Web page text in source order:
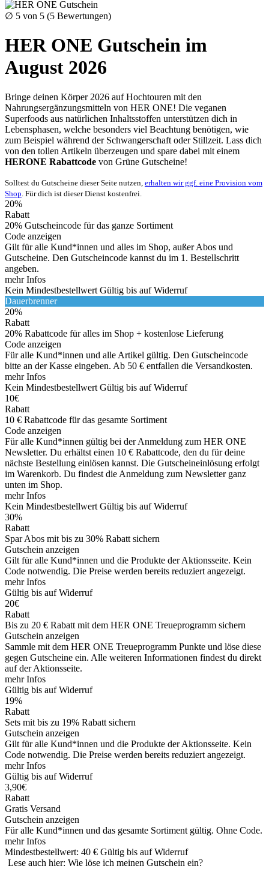
∅ 5 von 5 (5 Bewertungen)
HER ONE Gutschein im
August 2026
Bringe deinen Körper 2026 auf Hochtouren mit den
Nahrungsergänzungsmitteln von HER ONE! Die veganen
Superfoods aus natürlichen Inhaltsstoffen unterstützen dich in
Lebensphasen, welche besonders viel Beachtung benötigen, wie
zum Beispiel während der Schwangerschaft oder Stillzeit. Lass dich
von den tollen Artikeln überzeugen und spare dabei mit einem
HERONE Rabattcode von Grüne Gutscheine!
Solltest du Gutscheine dieser Seite nutzen, erhalten wir ggf. eine Provision vom
Shop . Für dich ist dieser Dienst kostenfrei.
20%
Rabatt
20% Gutscheincode für das ganze Sortiment
Code anzeigen
Gilt für alle Kund*innen und alles im Shop, außer Abos und
Gutscheine. Den Gutscheincode kannst du im 1. Bestellschritt
angeben.
mehr Infos
Kein Mindestbestellwert Gültig bis auf Widerruf
Dauerbrenner
20%
Rabatt
20% Rabattcode für alles im Shop + kostenlose Lieferung
Code anzeigen
Für alle Kund*innen und alle Artikel gültig. Den Gutscheincode
bitte an der Kasse eingeben. Ab 50 € entfallen die Versandkosten.
mehr Infos
Kein Mindestbestellwert Gültig bis auf Widerruf
10€
Rabatt
10 € Rabattcode für das gesamte Sortiment
Code anzeigen
Für alle Kund*innen gültig bei der Anmeldung zum HER ONE
Newsletter. Du erhältst einen 10 € Rabattcode, den du für deine
nächste Bestellung einlösen kannst. Die Gutscheineinlösung erfolgt
im Warenkorb. Du findest die Anmeldung zum Newsletter ganz
unten im Shop.
mehr Infos
Kein Mindestbestellwert Gültig bis auf Widerruf
30%
Rabatt
Spar Abos mit bis zu 30% Rabatt sichern
Gutschein anzeigen
Gilt für alle Kund*innen und die Produkte der Aktionsseite. Kein
Code notwendig. Die Preise werden bereits reduziert angezeigt.
mehr Infos
Gültig bis auf Widerruf
20€
Rabatt
Bis zu 20 € Rabatt mit dem HER ONE Treueprogramm sichern
Gutschein anzeigen
Sammle mit dem HER ONE Treueprogramm Punkte und löse diese
gegen Gutscheine ein. Alle weiteren Informationen findest du direkt
auf der Aktionsseite.
mehr Infos
Gültig bis auf Widerruf
19%
Rabatt
Sets mit bis zu 19% Rabatt sichern
Gutschein anzeigen
Gilt für alle Kund*innen und die Produkte der Aktionsseite. Kein
Code notwendig. Die Preise werden bereits reduziert angezeigt.
mehr Infos
Gültig bis auf Widerruf
3,90€
Rabatt
Gratis Versand
Gutschein anzeigen
Für alle Kund*innen und das gesamte Sortiment gültig. Ohne Code.
mehr Infos
Mindestbestellwert: 40 € Gültig bis auf Widerruf
Lese auch hier: Wie löse ich meinen Gutschein ein?